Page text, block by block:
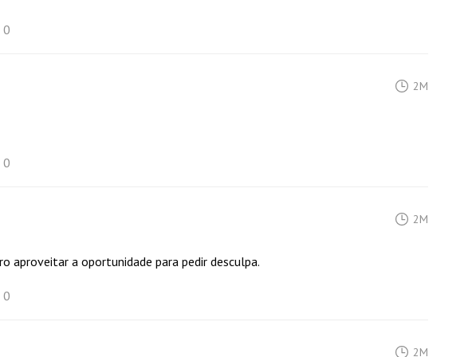
0
2M
0
2M
aproveitar a oportunidade para pedir desculpa.
0
2M